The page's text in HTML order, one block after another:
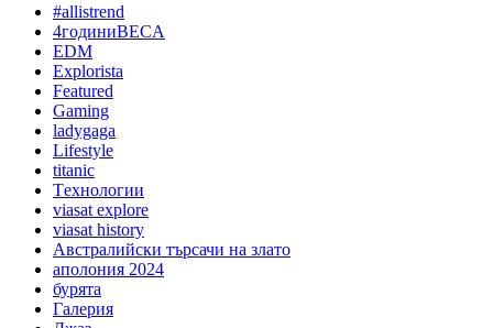
#allistrend
4годиниBECA
EDM
Explorista
Featured
Gaming
ladygaga
Lifestyle
titanic
Tехнологии
viasat explore
viasat history
Австралийски търсачи на злато
аполония 2024
бурята
Галерия